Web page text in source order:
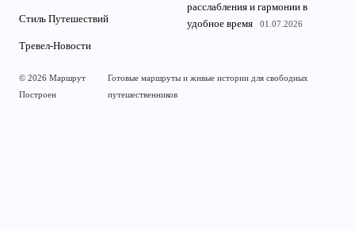
Стиль Путешествий
Тревел-Новости
расслабления и гармонии в
удобное время
01.07.2026
© 2026 Маршрут
Построен
Готовые маршруты и живые истории для свободных
путешественников